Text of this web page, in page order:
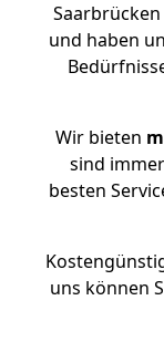
und haben
Wir bieten
sind
besten
uns können